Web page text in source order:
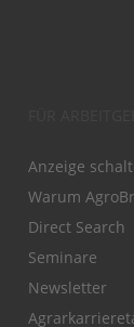
Anzeige
Warum
Direct Search
Seminare
Newsletter